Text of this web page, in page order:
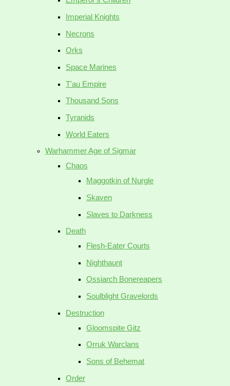
Imperial Knights
Necrons
Orks
Space Marines
T'au Empire
Thousand Sons
Tyranids
World Eaters
Warhammer Age of Sigmar
Chaos
Maggotkin of Nurgle
Skaven
Slaves to Darkness
Death
Flesh-Eater Courts
Nighthaunt
Ossiarch Bonereapers
Soulblight Gravelords
Destruction
Gloomspite Gitz
Orruk Warclans
Sons of Behemat
Order